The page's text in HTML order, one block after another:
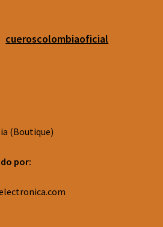
cueroscolombiaoficial
(Boutique)
por: